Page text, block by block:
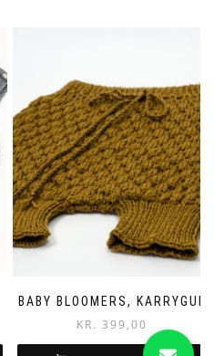
BABY BLOOMERS, KARRYGUL
KR. 399,00